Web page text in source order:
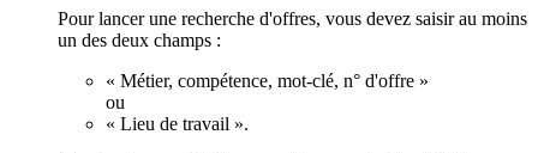
Pour lancer une recherche d'offres, vous devez saisir au moins
un des deux champs :
« Métier, compétence, mot-clé, n° d'offre »
ou
« Lieu de travail ».